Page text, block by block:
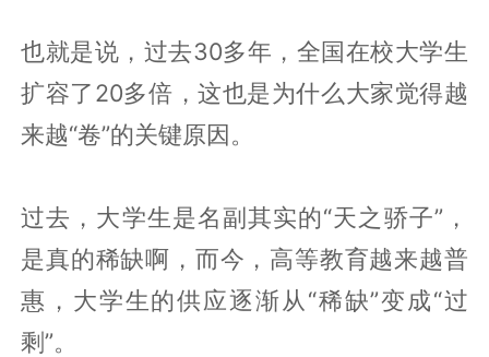
也就是说，过去30多年，全国在校大学生
扩容了20多倍，这也是为什么大家觉得越
来越“卷”的关键原因。
过去，大学生是名副其实的“天之骄子”，
是真的稀缺啊，而今，高等教育越来越普
惠，大学生的供应逐渐从“稀缺”变成“过
剩”。